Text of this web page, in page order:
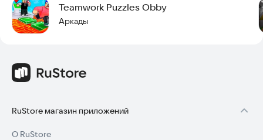
Teamwork Puzzles Obby
Аркады
RuStore магазин приложений
О RuStore